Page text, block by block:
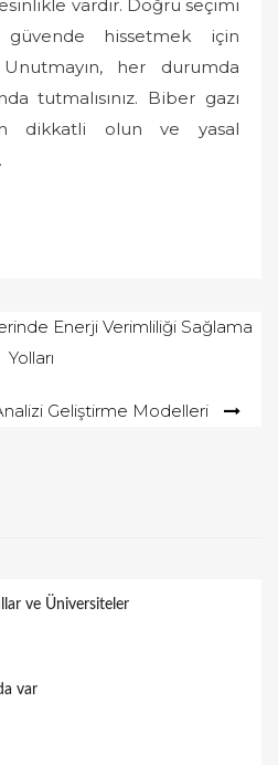
vardır. Doğru seçimi
hissetmek için
her durumda
tutmalısınız. Biber gazı
dikkatli olun ve yasal
Enerji Verimliliği Sağlama
Yolları
Geliştirme Modelleri
ve Üniversiteler
var